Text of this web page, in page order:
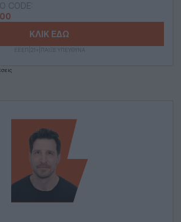
CODE:
ΕΕΕΠ|21+|ΠΑΙΞΕ ΥΠΕΥΘΥΝΑ
ΚΛΙΚ ΕΔΩ